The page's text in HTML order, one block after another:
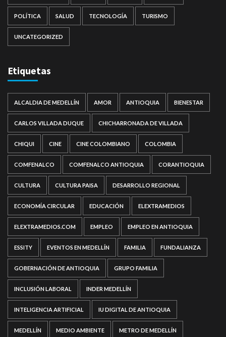
POLÍTICA SALUD TECNOLOGÍA TURISMO
UNCATEGORIZED
Etiquetas
ALCALDIA DE MEDELLÍN AMOR ANTIOQUIA BIENESTAR
CARLOS VILLADA DUQUE CHICHARRONADA DE VILLADA
CHIQUI CINE CINE COLOMBIANO COLOMBIA
COMFENALCO COMFENALCO ANTIOQUIA CORANTIOQUIA
CULTURA CULTURA PAISA DESARROLLO REGIONAL
ECONOMÍA CIRCULAR EDUCACIÓN ELEXTRAMEDIOS
ELEXTRAMEDIOS.COM EMPLEO EMPLEO EN ANTIOQUIA
ESSITY EVENTOS EN MEDELLÍN FAMILIA FUNDALIANZA
GOBERNACIÓN DE ANTIOQUIA GRUPO FAMILIA
INCLUSIÓN LABORAL INDER MEDELLÍN
INTELIGENCIA ARTIFICIAL IU DIGITAL DE ANTIOQUIA
MEDELLÍN MEDIO AMBIENTE METRO DE MEDELLÍN